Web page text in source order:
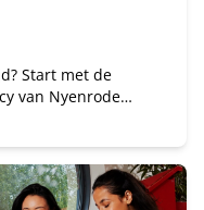
Start met de
van Nyenrode